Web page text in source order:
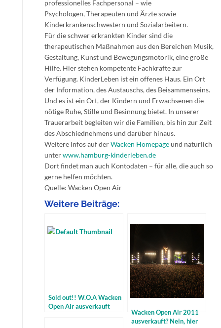
professionelles Fachpersonal – wie
Psychologen, Therapeuten und Ärzte sowie
Kinderkrankenschwestern und Sozialarbeitern.
Für die schwer erkrankten Kinder sind die
therapeutischen Maßnahmen aus den Bereichen Musik,
Gestaltung, Kunst und Bewegungsmotorik, eine große
Hilfe. Hier stehen kompetente Fachkräfte zur
Verfügung. KinderLeben ist ein offenes Haus. Ein Ort
der Information, des Austauschs, des Beisammenseins.
Und es ist ein Ort, der Kindern und Erwachsenen die
nötige Ruhe, Stille und Besinnung bietet. In unserer
Trauerarbeit begleiten wir die Familien, bis hin zur Zeit
des Abschiednehmens und darüber hinaus.
Weitere Infos auf derWacken Homepageund natürlich
unterwww.hamburg-kinderleben.de
Dort findet man auch Kontodaten – für alle, die auch so
gerne helfen möchten.
Quelle: Wacken Open Air
Weitere Beiträge:
Sold out!! W.O.A Wacken
Open Air ausverkauft
Wacken Open Air 2011
ausverkauft? Nein, hier